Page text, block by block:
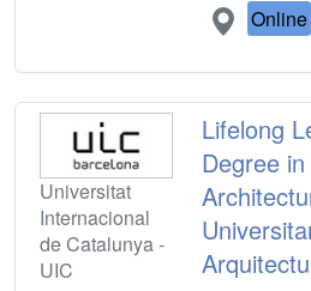
Online
Universitat
Internacional
de Catalunya -
UIC
Lifelong
Degree